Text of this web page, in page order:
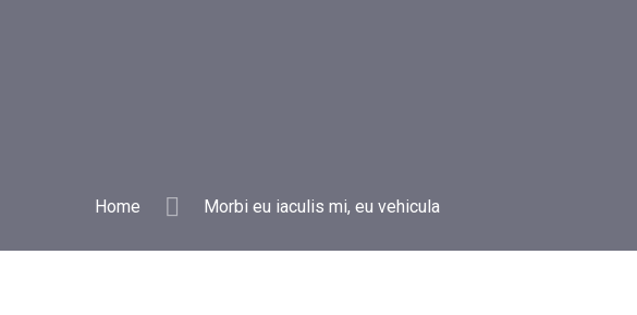
Home Morbi eu iaculis mi, eu vehicula